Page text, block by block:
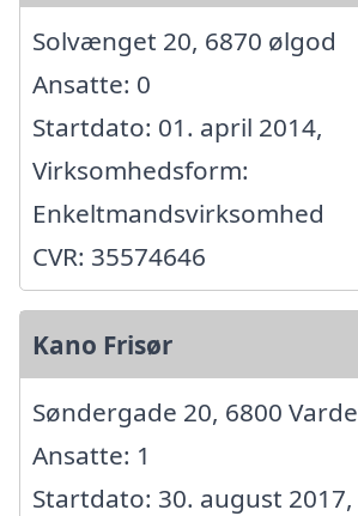
Solvænget 20, 6870 ølgod
Ansatte: 0
Startdato: 01. april 2014,
Virksomhedsform:
Enkeltmandsvirksomhed
CVR: 35574646
Kano Frisør
Søndergade 20, 6800 Varde
Ansatte: 1
Startdato: 30. august 2017,